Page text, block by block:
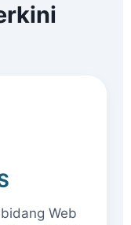
Web